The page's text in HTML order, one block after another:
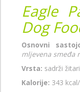
Eagle
Dog
Osnovni
mljevena smeđa
Vrsta: sadrži
Kalorije: 343